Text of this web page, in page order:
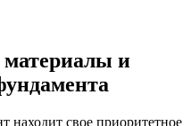
и
свое приоритетное